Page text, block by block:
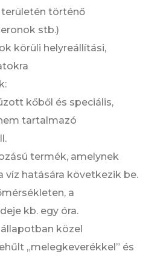
történő
stb.)
körüli helyreállítási,
kőből és speciális,
tartalmazó
termék, amelynek
víz hatására következik be.
a
kb. egy óra.
közel
„melegkeverékkel” és